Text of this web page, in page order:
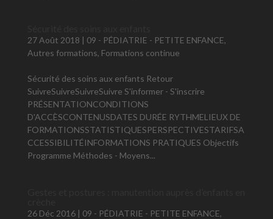
27 Août 2018 | 09 - PÉDIATRIE - PETITE ENFANCE,
Autres formations, Formations continue
Sécurité des soins aux enfants Retour
SuivreSuivreSuivreSuivre S'informer - S'inscrire
PRÉSENTATIONCONDITIONS
D'ACCÈSCONTENUSDATES DURÉE RYTHMELIEUX DE
FORMATIONSSTATISTIQUESPERSPECTIVESTARIFSA
CCESSIBILITÉINFORMATIONS PRATIQUES Objectifs
Programme Méthodes - Moyens...
26 Déc 2016| 09 - PÉDIATRIE - PETITE ENFANCE,